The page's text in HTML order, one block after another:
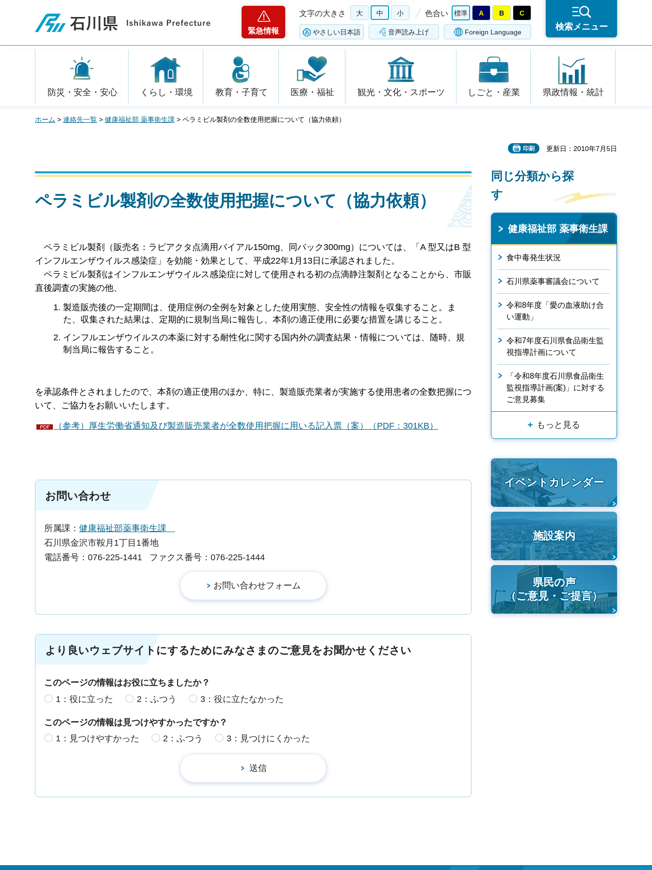
石川県
緊急情報
文字の大きさ 大 中 小 色合い 標準 A B C
やさしい日本語 音声読み上げ Foreign Language
検索メニュー
防災・安全・安心 くらし・環境 教育・子育て 医療・福祉 観光・文化・スポーツ しごと・産業 県政情報・統計
ホーム > 連絡先一覧 > 健康福祉部 薬事衛生課 > ペラミビル製剤の全数使用把握について（協力依頼）
印刷 更新日：2010年7月5日
ペラミビル製剤の全数使用把握について（協力依頼）
ペラミビル製剤（販売名：ラピアクタ点滴用バイアル150mg、同バック300mg）については、「A 型又はB 型
インフルエンザウイルス感染症」を効能・効果として、平成22年1月13日に承認されました。
ペラミビル製剤はインフルエンザウイルス感染症に対して使用される初の点滴静注製剤となることから、市販
直後調査の実施の他、
製造販売後の一定期間は、使用症例の全例を対象とした使用実態、安全性の情報を収集すること。ま
た、収集された結果は、定期的に規制当局に報告し、本剤の適正使用に必要な措置を講じること。
インフルエンザウイルスの本薬に対する耐性化に関する国内外の調査結果・情報については、随時、規
制当局に報告すること。
を承認条件とされましたので、本剤の適正使用のほか、特に、製造販売業者が実施する使用患者の全数把握につ
いて、ご協力をお願いいたします。
（参考）厚生労働省通知及び製造販売業者が全数使用把握に用いる記入票（案）（PDF：301KB）
お問い合わせ
所属課： 健康福祉部薬事衛生課
石川県金沢市鞍月1丁目1番地
電話番号：076-225-1441
ファクス番号：076-225-1444
より良いウェブサイトにするためにみなさまのご意見をお聞かせください
このページの情報はお役に立ちましたか？
1：役に立った
2：ふつう 3：役に立たなかった
このページの情報は見つけやすかったですか？
1：見つけやすかった
2：ふつう 3：見つけにくかった
同じ分類から探
す
健康福祉部 薬事衛生課
食中毒発生状況
石川県薬事審議会について
令和8年度「愛の血液助け合
い運動」
令和7年度石川県食品衛生監
視指導計画について
「令和8年度石川県食品衛生
監視指導計画(案)」に対する
ご意見募集
もっと見る
イベントカレンダー
施設案内
県民の声
（ご意見・ご提言）